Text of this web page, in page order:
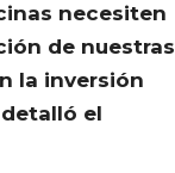
necesiten
de nuestras
la inversión
el